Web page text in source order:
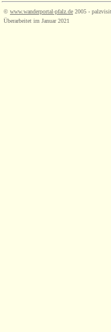
© www.wanderportal-pfalz.de 2005 -
Überarbeitet im Januar 2021